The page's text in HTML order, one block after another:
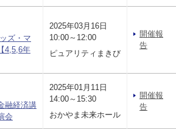
ズ・マ
4,5,6年
2025年03月16日
10:00～12:00
ピュアリティまきび
開催報
告
経済講
会
2025年01月11日
14:00～15:30
おかやま未来ホール
開催報
告